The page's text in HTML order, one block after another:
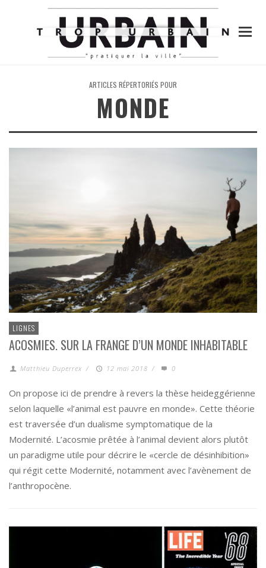
ARTICLES RÉPERTORIÉS POUR
MONDE
LIGNES
ACOSMIES. SUR LA FRANGE D’UN MONDE INHABITABLE
Matthieu Duperrex / 12 mai 2018 / 0
On propose ici de prendre à revers la thèse heideggérienne
selon laquelle «l’animal est pauvre en monde». Cette théorie
est traversée d’un dualisme symptomatique de la
Modernité. L’acosmie prêtée à l’animal devient alors plutôt
un paradigme utile pour décrire le «cercle de désinhibition»
qui régit cette Modernité, notamment avec l’avènement de
l’anthropocène.